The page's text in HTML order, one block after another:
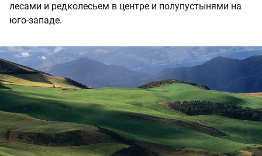
лесами и редколесьем в центре и полупустынями на
юго-западе.